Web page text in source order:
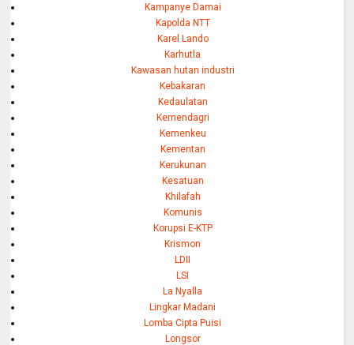
Kampanye Damai
Kapolda NTT
Karel Lando
Karhutla
Kawasan hutan industri
Kebakaran
Kedaulatan
Kemendagri
Kemenkeu
Kementan
Kerukunan
Kesatuan
Khilafah
Komunis
Korupsi E-KTP
Krismon
LDII
LSI
La Nyalla
Lingkar Madani
Lomba Cipta Puisi
Longsor